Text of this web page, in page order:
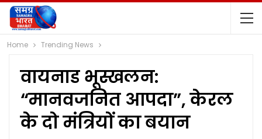
Home Trending News
वायनाड भूस्खलन:
“मानवजनित आपदा”, केरल
के दो मंत्रियों का बयान